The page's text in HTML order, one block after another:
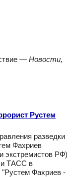
— Новости,
Рустем
разведки
Фахриев
экстремистов РФ)
ТАСС в
"Рустем Фахриев -